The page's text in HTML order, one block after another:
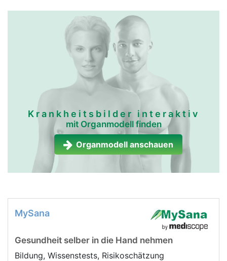
Krankheitsbilder interaktiv
mit Organmodell finden
Organmodell anschauen
MySana
Gesundheit selber in die Hand nehmen
Bildung, Wissenstests, Risikoschätzung